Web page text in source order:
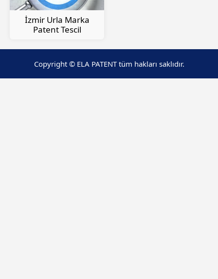
İzmir Urla Marka
Patent Tescil
Copyright © ELA PATENT tüm hakları saklıdır.